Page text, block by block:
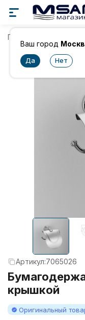
Ваш город
Главная
Артикул:7065026
крышкой
Оригинальный